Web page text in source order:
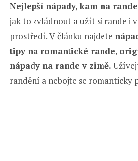
Nejlepší nápady, kam na
jak to zvládnout a užít si rande i
prostředí. V článku najdete
tipy na romantické rande,
nápady na rande v zimě.
randění a nebojte se romanticky